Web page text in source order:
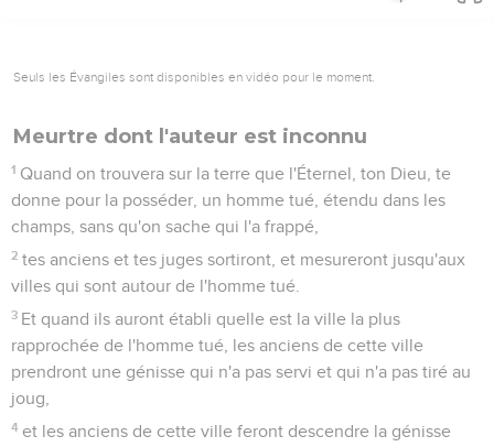
Seuls les Évangiles sont disponibles en vidéo pour le moment.
Meurtre dont l'auteur est inconnu
1 Quand on trouvera sur la terre que l'Éternel, ton Dieu, te
donne pour la posséder, un homme tué, étendu dans les
champs, sans qu'on sache qui l'a frappé,
2 tes anciens et tes juges sortiront, et mesureront jusqu'aux
villes qui sont autour de l'homme tué.
3 Et quand ils auront établi quelle est la ville la plus
rapprochée de l'homme tué, les anciens de cette ville
prendront une génisse qui n'a pas servi et qui n'a pas tiré au
joug,
4 et les anciens de cette ville feront descendre la génisse